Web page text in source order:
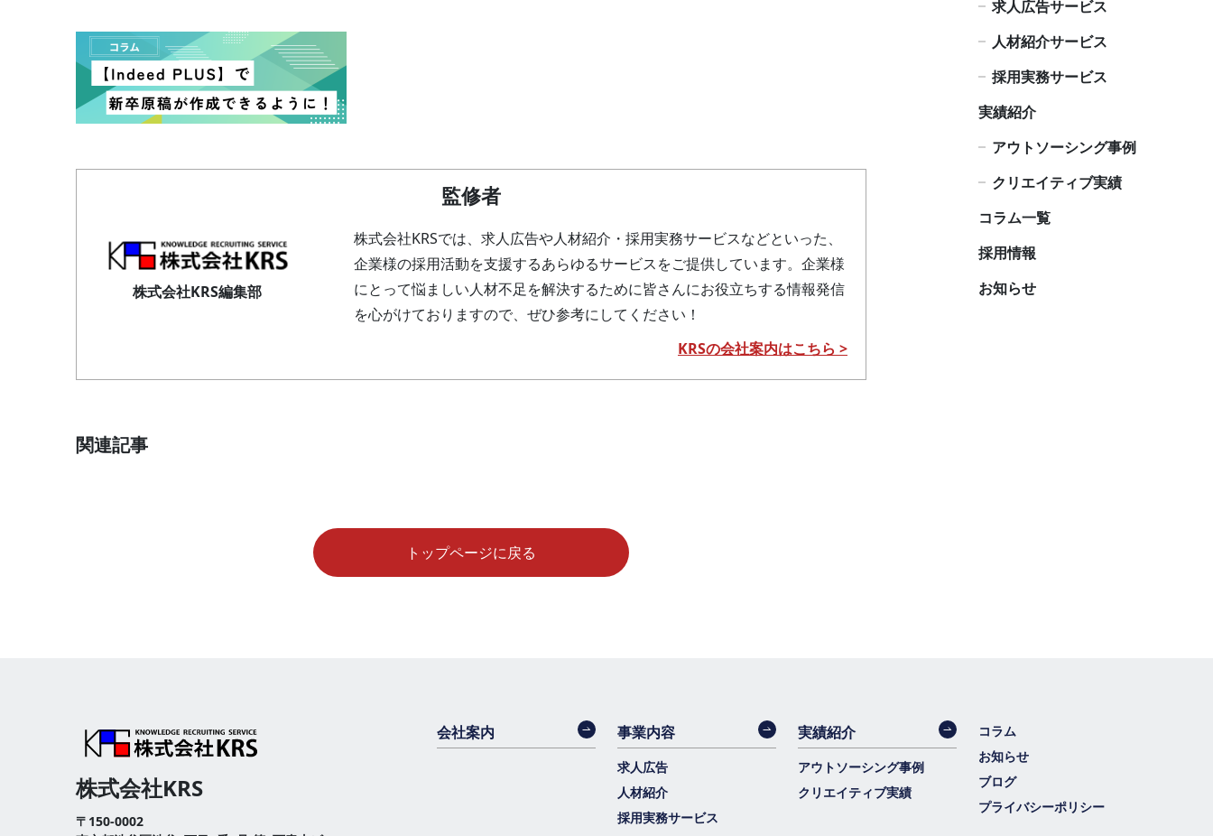
監修者
株式会社KRS編集部
株式会社KRSでは、求人広告や人材紹介・採用実務サービスなどといった、
企業様の採用活動を支援するあらゆるサービスをご提供しています。企業様
にとって悩ましい人材不足を解決するために皆さんにお役立ちする情報発信
を心がけておりますので、ぜひ参考にしてください！
KRSの会社案内はこちら >
関連記事
トップページに戻る
求人広告サービス
人材紹介サービス
採用実務サービス
実績紹介
アウトソーシング事例
クリエイティブ実績
コラム一覧
採用情報
お知らせ
株式会社KRS
〒150-0002
会社案内 事業内容
求人広告
人材紹介
採用実務サービス
実績紹介
アウトソーシング事例
クリエイティブ実績
コラム
お知らせ
ブログ
プライバシーポリシー